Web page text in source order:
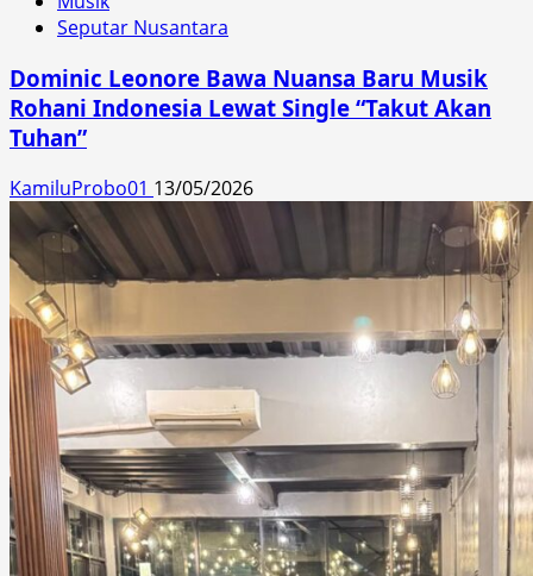
Seputar Nusantara
Dominic Leonore Bawa Nuansa Baru Musik
Rohani Indonesia Lewat Single “Takut Akan
Tuhan”
KamiluProbo01 13/05/2026